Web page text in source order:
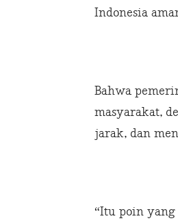
Indonesia
Bahwa
masyarakat,
jarak, dan
“Itu poin